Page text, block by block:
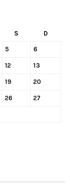
S D
5 6
12 13
19 20
26 27